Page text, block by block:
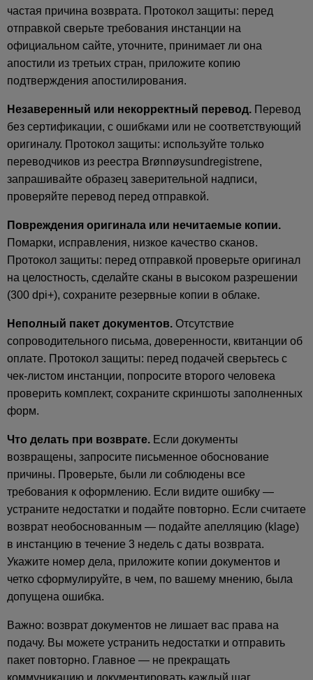
частая причина возврата. Протокол защиты: перед
отправкой сверьте требования инстанции на
официальном сайте, уточните, принимает ли она
апостили из третьих стран, приложите копию
подтверждения апостилирования.
Незаверенный или некорректный перевод. Перевод
без сертификации, с ошибками или не соответствующий
оригиналу. Протокол защиты: используйте только
переводчиков из реестра Brønnøysundregistrene,
запрашивайте образец заверительной надписи,
проверяйте перевод перед отправкой.
Повреждения оригинала или нечитаемые копии.
Помарки, исправления, низкое качество сканов.
Протокол защиты: перед отправкой проверьте оригинал
на целостность, сделайте сканы в высоком разрешении
(300 dpi+), сохраните резервные копии в облаке.
Неполный пакет документов. Отсутствие
сопроводительного письма, доверенности, квитанции об
оплате. Протокол защиты: перед подачей сверьтесь с
чек-листом инстанции, попросите второго человека
проверить комплект, сохраните скриншоты заполненных
форм.
Что делать при возврате. Если документы
возвращены, запросите письменное обоснование
причины. Проверьте, были ли соблюдены все
требования к оформлению. Если видите ошибку —
устраните недостатки и подайте повторно. Если считаете
возврат необоснованным — подайте апелляцию (klage)
в инстанцию в течение 3 недель с даты возврата.
Укажите номер дела, приложите копии документов и
четко сформулируйте, в чем, по вашему мнению, была
допущена ошибка.
Важно: возврат документов не лишает вас права на
подачу. Вы можете устранить недостатки и отправить
пакет повторно. Главное — не прекращать
коммуникацию и документировать каждый шаг.